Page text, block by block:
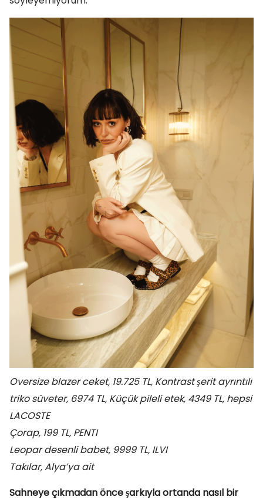
Oversize blazer ceket, 19.725 TL, Kontrast şerit ayrıntılı
triko süveter, 6974 TL, Küçük pileli etek, 4349 TL, hepsi
LACOSTE
Çorap, 199 TL, PENTI
Leopar desenli babet, 9999 TL, ILVI
Takılar, Alya’ya ait
Sahneye çıkmadan önce şarkıyla ortanda nasıl bir